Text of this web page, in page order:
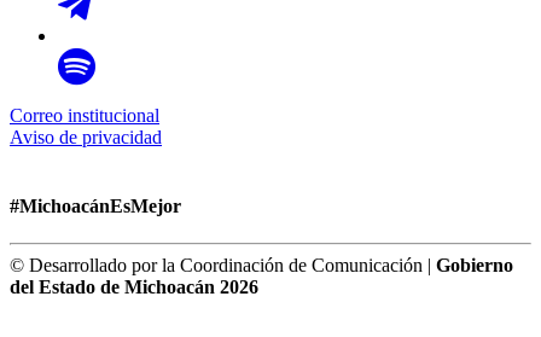
Correo institucional
Aviso de privacidad
#MichoacánEsMejor
© Desarrollado por la Coordinación de Comunicación | Gobierno
del Estado de Michoacán 2026